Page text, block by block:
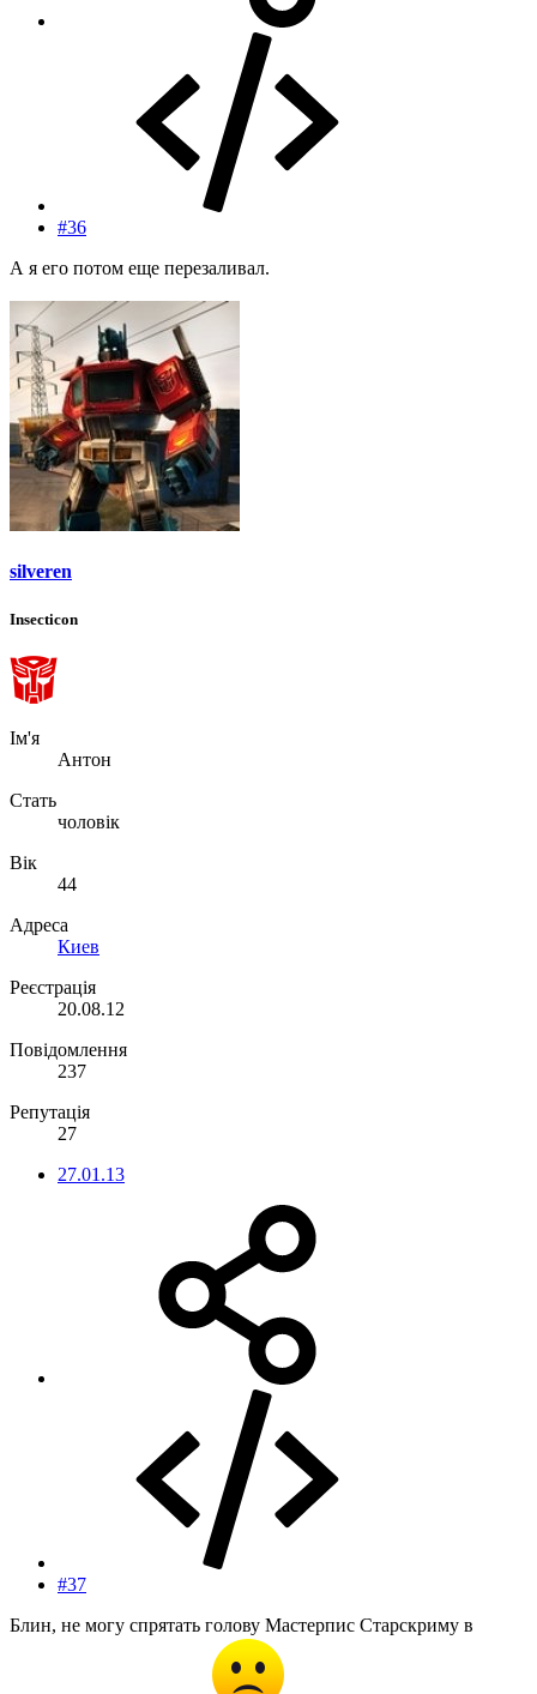
#36
А я его потом еще перезаливал.
silveren
Insecticon
Ім'я
Антон
Стать
чоловік
Вік
44
Адреса
Киев
Реєстрація
20.08.12
Повідомлення
237
Репутація
27
27.01.13
#37
Блин, не могу спрятать голову Мастерпис Старскриму в